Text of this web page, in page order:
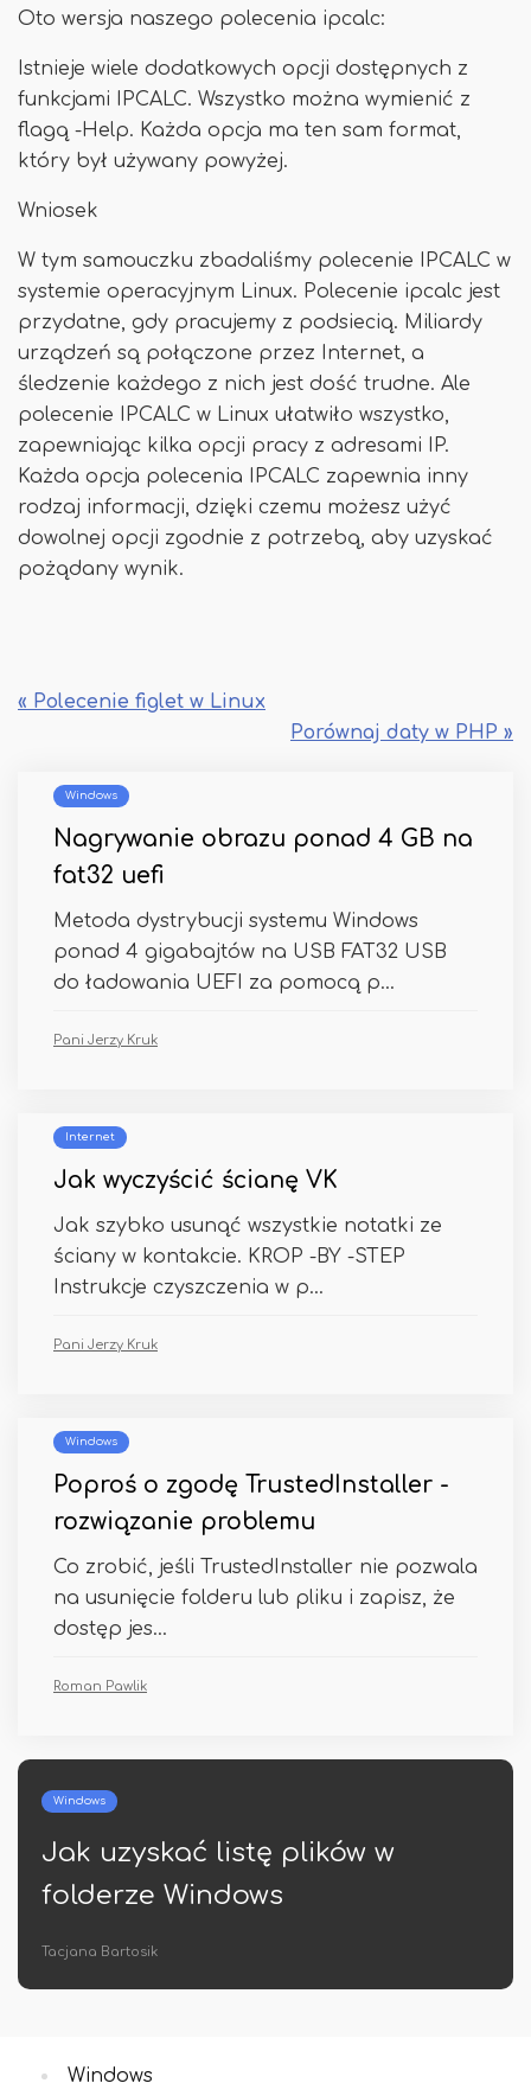
Oto wersja naszego polecenia ipcalc:
Istnieje wiele dodatkowych opcji dostępnych z
funkcjami IPCALC. Wszystko można wymienić z
flagą -Help. Każda opcja ma ten sam format,
który był używany powyżej.
Wniosek
W tym samouczku zbadaliśmy polecenie IPCALC w
systemie operacyjnym Linux. Polecenie ipcalc jest
przydatne, gdy pracujemy z podsiecią. Miliardy
urządzeń są połączone przez Internet, a
śledzenie każdego z nich jest dość trudne. Ale
polecenie IPCALC w Linux ułatwiło wszystko,
zapewniając kilka opcji pracy z adresami IP.
Każda opcja polecenia IPCALC zapewnia inny
rodzaj informacji, dzięki czemu możesz użyć
dowolnej opcji zgodnie z potrzebą, aby uzyskać
pożądany wynik.
« Polecenie figlet w Linux
Porównaj daty w PHP »
Windows
Nagrywanie obrazu ponad 4 GB na
fat32 uefi
Metoda dystrybucji systemu Windows
ponad 4 gigabajtów na USB FAT32 USB
do ładowania UEFI za pomocą p...
Pani Jerzy Kruk
Internet
Jak wyczyścić ścianę VK
Jak szybko usunąć wszystkie notatki ze
ściany w kontakcie. KROP -BY -STEP
Instrukcje czyszczenia w p...
Pani Jerzy Kruk
Windows
Poproś o zgodę TrustedInstaller -
rozwiązanie problemu
Co zrobić, jeśli TrustedInstaller nie pozwala
na usunięcie folderu lub pliku i zapisz, że
dostęp jes...
Roman Pawlik
Bezpieczeństwo
Bezpłatny antywirus 360 Total
Security
Jozue Noga
Windows